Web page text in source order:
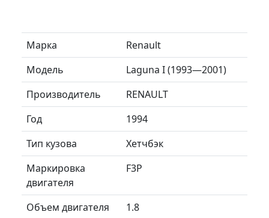
Марка
Renault
Модель
Laguna I (1993—2001)
Производитель
RENAULT
Год
1994
Тип кузова
Хетчбэк
Маркировка
двигателя
F3P
Объем двигателя
1.8